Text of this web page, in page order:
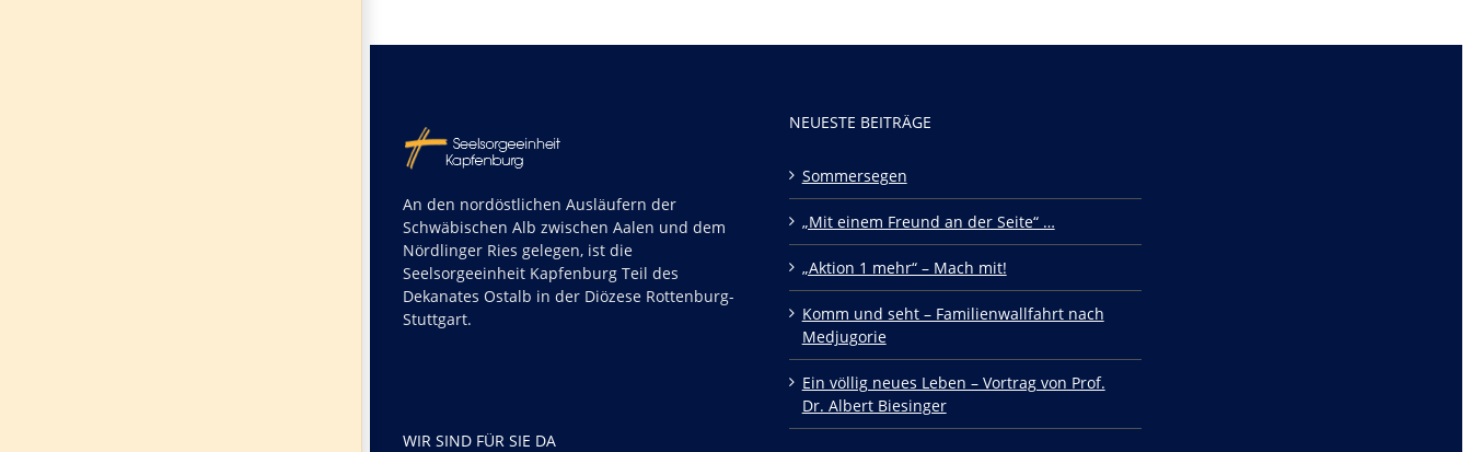
An den nordöstlichen Ausläufern der
Schwäbischen Alb zwischen Aalen und dem
Nördlinger Ries gelegen, ist die
Seelsorgeeinheit Kapfenburg Teil des
Dekanates Ostalb in der Diözese Rottenburg-
Stuttgart.
NEUESTE BEITRÄGE
Sommersegen
„Mit einem Freund an der Seite“ …
„Aktion 1 mehr“ – Mach mit!
Komm und seht – Familienwallfahrt nach
Medjugorie
Ein völlig neues Leben – Vortrag von Prof.
Dr. Albert Biesinger
WIR SIND FÜR SIE DA